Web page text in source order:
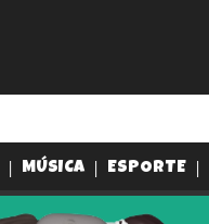
MÚSICA ESPORTE